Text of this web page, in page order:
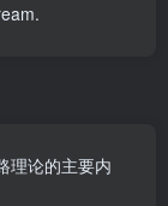
理论的主要内